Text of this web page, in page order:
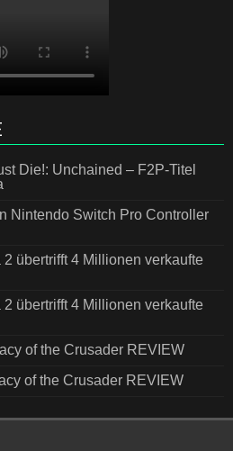
Die!: Unchained – F2P-Titel
Nintendo Switch Pro Controller
2 übertrifft 4 Millionen verkaufte
2 übertrifft 4 Millionen verkaufte
of the Crusader REVIEW
of the Crusader REVIEW